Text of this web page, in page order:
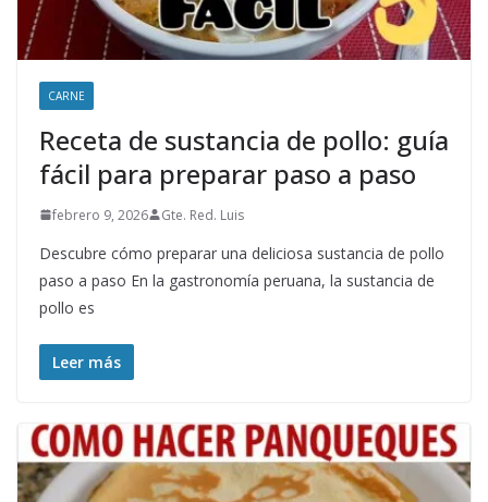
CARNE
Receta de sustancia de pollo: guía
fácil para preparar paso a paso
febrero 9, 2026 Gte. Red. Luis
Descubre cómo preparar una deliciosa sustancia de pollo
paso a paso En la gastronomía peruana, la sustancia de
pollo es
Leer más